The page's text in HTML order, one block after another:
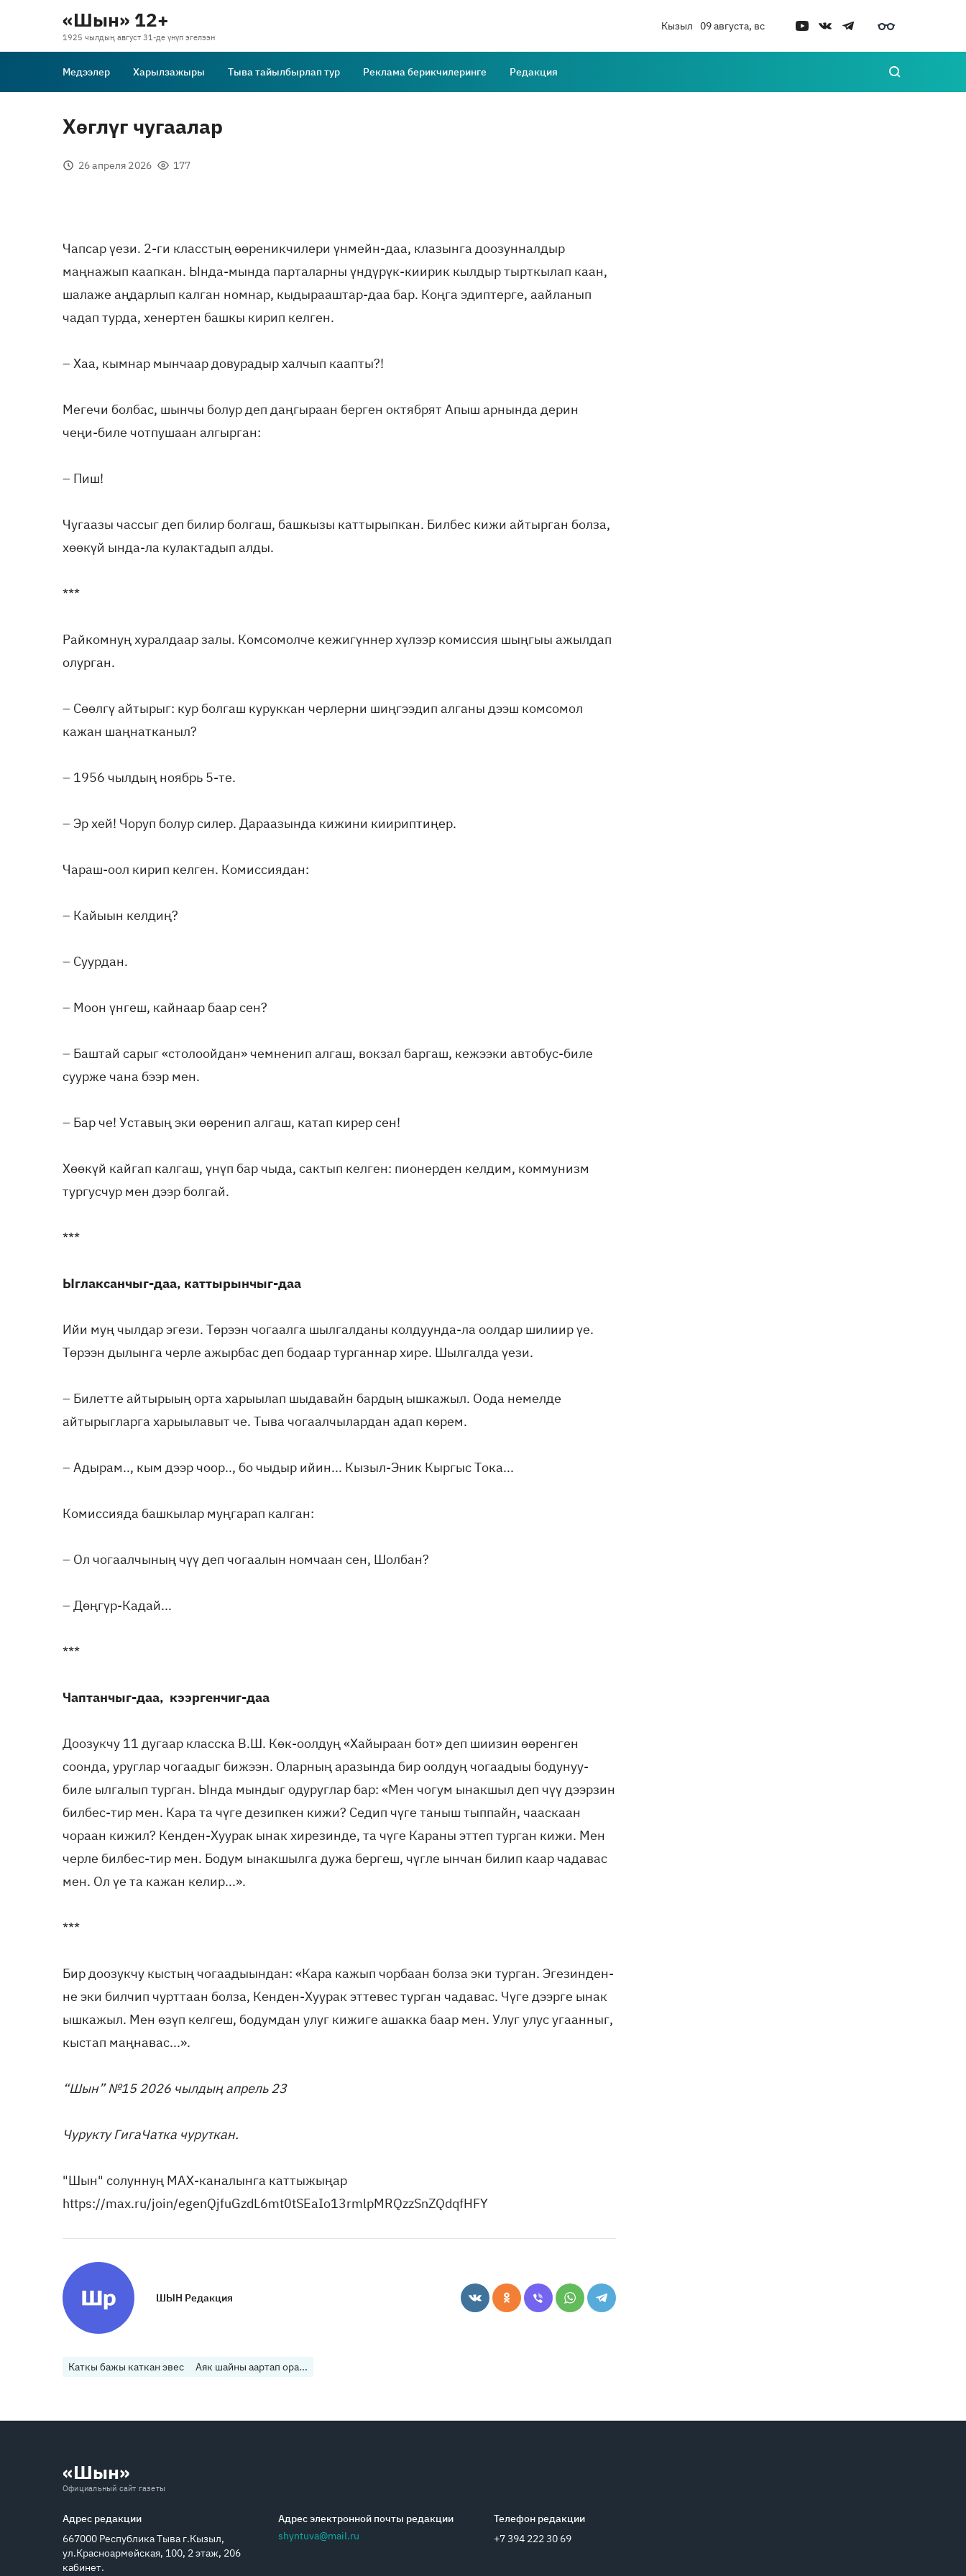
«Шын» 12+
1925 чылдың август 31-де үнүп эгелээн
Кызыл 09 августа, вс
Медээлер Харылзажыры Тыва тайылбырлап тур Реклама берикчилеринге Редакция
Хөглүг чугаалар
26 апреля 2026 177
Чапсар үези. 2-ги класстың өөреникчилери үнмейн-даа, клазынга доозунналдыр
маңнажып каапкан. Ында-мында парталарны үндүрүк-киирик кылдыр тырткылап каан,
шалаже аңдарлып калган номнар, кыдырааштар-даа бар. Коңга эдиптерге, аайланып
чадап турда, хенертен башкы кирип келген.
– Хаа, кымнар мынчаар довурадыр халчып каапты?!
Мегечи болбас, шынчы болур деп даңгыраан берген октябрят Апыш арнында дерин
чеңи-биле чотпушаан алгырган:
– Пиш!
Чугаазы чассыг деп билир болгаш, башкызы каттырыпкан. Билбес кижи айтырган болза,
хөөкүй ында-ла кулактадып алды.
***
Райкомнуң хуралдаар залы. Комсомолче кежигүннер хүлээр комиссия шыңгыы ажылдап
олурган.
– Сөөлгү айтырыг: кур болгаш куруккан черлерни шиңгээдип алганы дээш комсомол
кажан шаңнатканыл?
– 1956 чылдың ноябрь 5-те.
– Эр хей! Чоруп болур силер. Дараазында кижини киириптиңер.
Чараш-оол кирип келген. Комиссиядан:
– Кайыын келдиң?
– Суурдан.
– Моон үнгеш, кайнаар баар сен?
– Баштай сарыг «столоойдан» чемненип алгаш, вокзал баргаш, кежээки автобус-биле
суурже чана бээр мен.
– Бар че! Уставың эки өөренип алгаш, катап кирер сен!
Хөөкүй кайгап калгаш, үнүп бар чыда, сактып келген: пионерден келдим, коммунизм
тургусчур мен дээр болгай.
***
Ыглаксанчыг-даа, каттырынчыг-даа
Ийи муң чылдар эгези. Төрээн чогаалга шылгалданы колдуунда-ла оолдар шилиир үе.
Төрээн дылынга черле ажырбас деп бодаар турганнар хире. Шылгалда үези.
– Билетте айтырыың орта харыылап шыдавайн бардың ышкажыл. Оода немелде
айтырыгларга харыылавыт че. Тыва чогаалчылардан адап көрем.
– Адырам.., кым дээр чоор.., бо чыдыр ийин... Кызыл-Эник Кыргыс Тока...
Комиссияда башкылар муңгарап калган:
– Ол чогаалчының чүү деп чогаалын номчаан сен, Шолбан?
– Дөңгүр-Кадай...
***
Чаптанчыг-даа, кээргенчиг-даа
Доозукчу 11 дугаар класска В.Ш. Көк-оолдуң «Хайыраан бот» деп шиизин өөренген
соонда, уруглар чогаадыг бижээн. Оларның аразында бир оолдуң чогаадыы бодунуу-
биле ылгалып турган. Ында мындыг одуруглар бар: «Мен чогум ынакшыл деп чүү дээрзин
билбес-тир мен. Кара та чүге дезипкен кижи? Седип чүге таныш тыппайн, чааскаан
чораан кижил? Кенден-Хуурак ынак хирезинде, та чүге Караны эттеп турган кижи. Мен
черле билбес-тир мен. Бодум ынакшылга дужа бергеш, чүгле ынчан билип каар чадавас
мен. Ол үе та кажан келир...».
***
Бир доозукчу кыстың чогаадыындан: «Кара кажып чорбаан болза эки турган. Эгезинден-
не эки билчип чурттаан болза, Кенден-Хуурак эттевес турган чадавас. Чүге дээрге ынак
ышкажыл. Мен өзүп келгеш, бодумдан улуг кижиге ашакка баар мен. Улуг улус угаанныг,
кыстап маңнавас...».
“Шын” №15 2026 чылдың апрель 23
Чурукту ГигаЧатка чуруткан.
"Шын" солуннуң МАХ-каналынга каттыжыңар
https://max.ru/join/egenQjfuGzdL6mt0tSEaIo13rmlpMRQzzSnZQdqfHFY
ШЫН Редакция
Каткы бажы каткан эвес Аяк шайны аартап ора...
«Шын»
Официальный сайт газеты
Адрес редакции
667000 Республика Тыва г.Кызыл,
ул.Красноармейская, 100, 2 этаж, 206
кабинет.
Адрес электронной почты редакции
shyntuva@mail.ru
Телефон редакции
+7 394 222 30 69